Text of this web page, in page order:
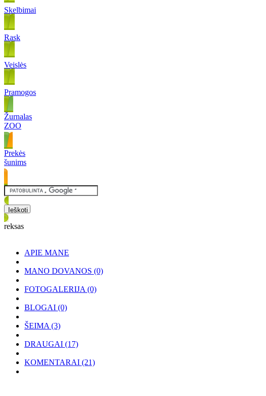
Skelbimai
Rask
Veislės
Pramogos
Žurnalas
ZOO
Prekės
šunims
reksas
APIE MANE
MANO DOVANOS (0)
FOTOGALERIJA (0)
BLOGAI (0)
ŠEIMA (3)
DRAUGAI (17)
KOMENTARAI (21)